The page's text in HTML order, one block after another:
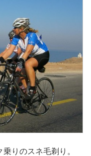
りのスネ毛剃り。